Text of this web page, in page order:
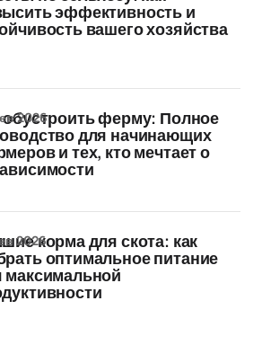
эффективность и
вашего хозяйства
обустроить ферму: Полное
для начинающих
и тех, кто мечтает о
2026
корма для скота: как
оптимальное питание
максимальной
2026